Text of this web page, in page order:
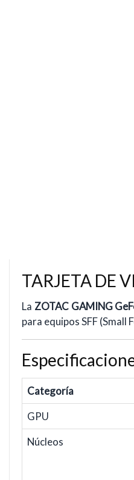
TARJETA DE
La ZOTAC GAMING
para equipos SFF
Categoría
GPU
Núcleos